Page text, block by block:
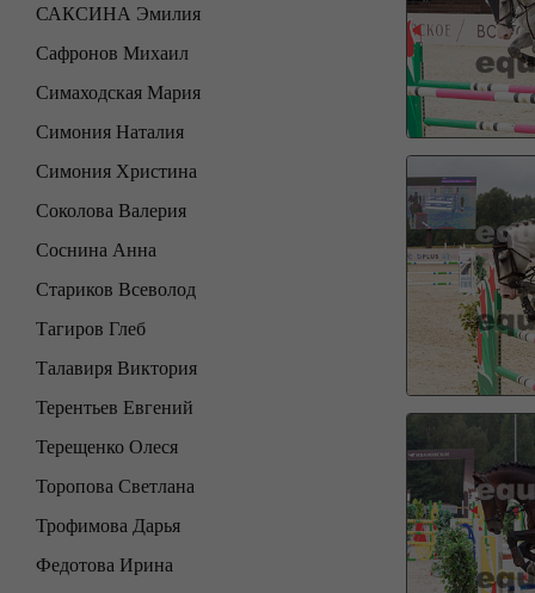
САКСИНА Эмилия
Сафронов Михаил
Симаходская Мария
Симония Наталия
Симония Христина
Соколова Валерия
Соснина Анна
Стариков Всеволод
Тагиров Глеб
Талавиря Виктория
Терентьев Евгений
Терещенко Олеся
Торопова Светлана
Трофимова Дарья
Федотова Ирина